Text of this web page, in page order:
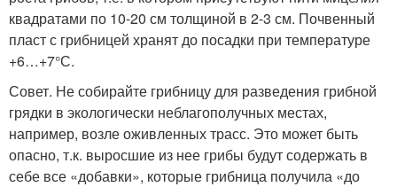
квадратами по 10-20 см толщиной в 2-3 см. Почвенный
пласт с грибницей хранят до посадки при температуре
+6…+7°С.
Совет. Не собирайте грибницу для разведения грибной
грядки в экологически неблагополучных местах,
например, возле оживленных трасс. Это может быть
опасно, т.к. выросшие из нее грибы будут содержать в
себе все «добавки», которые грибница получила «до